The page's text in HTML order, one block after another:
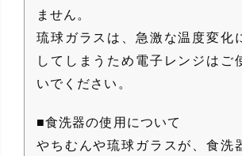
ません。
琉球ガラスは、急激な温度変化
してしまうため電子レンジはご
いでください。
■食洗器の使用について
やちむんや琉球ガラスが、食洗